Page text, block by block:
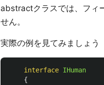
abstractクラスでは、フィ
せん。
実際の例を見てみましょう
interface IHuman
{